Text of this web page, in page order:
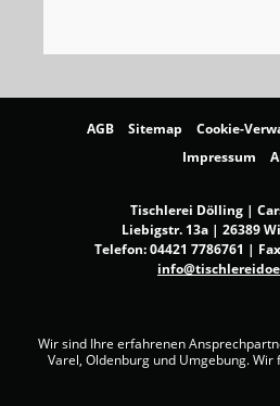
AGB Sitemap Cookie-
Impressum
Tischlerei Dölling |
Liebigstr. 13a | 26389
Telefon:04421 7786761 |
Wir sind Ihre erfahrenen
Varel, Oldenburg und Umgebung.